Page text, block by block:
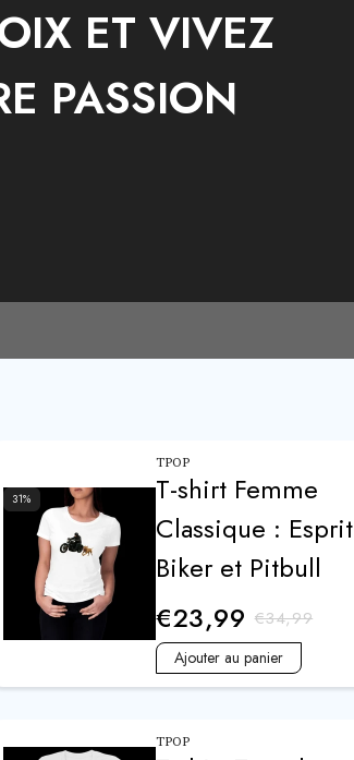
ET VIVEZ
PASSION
31%
TPOP
T-shirt Femme
Classique : Esprit
Biker et Pitbull
€23,99 €34,99
Ajouter au panier
TPOP